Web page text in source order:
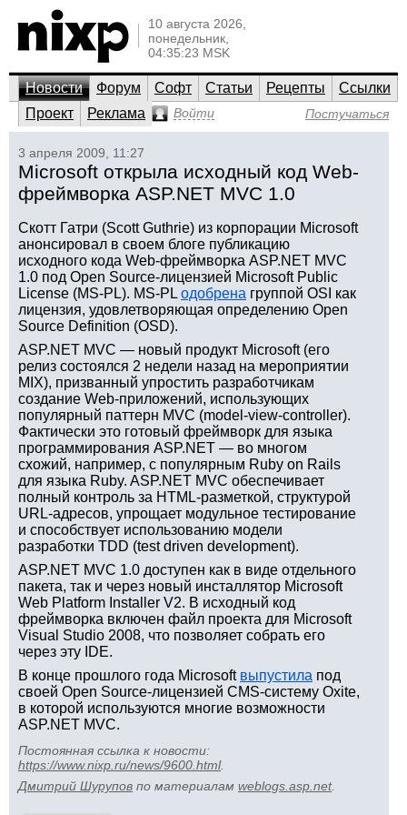
10 августа 2026,
понедельник,
04:35:23 MSK
Новости Форум Софт Статьи Рецепты
Ссылки
Проект
Реклама Войти Постучаться
3 апреля 2009, 11:27
Microsoft открыла исходный код Web-
фреймворка ASP.NET MVC 1.0
Скотт Гатри (Scott Guthrie) из корпорации Microsoft
анонсировал в своем блоге публикацию
исходного кода Web-фреймворка ASP.NET MVC
1.0 под Open Source-лицензией Microsoft Public
License (MS-PL). MS-PL одобрена группой OSI как
лицензия, удовлетворяющая определению Open
Source Definition (OSD).
ASP.NET MVC — новый продукт Microsoft (его
релиз состоялся 2 недели назад на мероприятии
MIX), призванный упростить разработчикам
создание Web-приложений, использующих
популярный паттерн MVC (model-view-controller).
Фактически это готовый фреймворк для языка
программирования ASP.NET — во многом
схожий, например, с популярным Ruby on Rails
для языка Ruby. ASP.NET MVC обеспечивает
полный контроль за HTML-разметкой, структурой
URL-адресов, упрощает модульное тестирование
и способствует использованию модели
разработки TDD (test driven development).
ASP.NET MVC 1.0 доступен как в виде отдельного
пакета, так и через новый инсталлятор Microsoft
Web Platform Installer V2. В исходный код
фреймворка включен файл проекта для Microsoft
Visual Studio 2008, что позволяет собрать его
через эту IDE.
В конце прошлого года Microsoft выпустила под
своей Open Source-лицензией CMS-систему Oxite,
в которой используются многие возможности
ASP.NET MVC.
Постоянная ссылка к новости:
https://www.nixp.ru/news/9600.html.
Дмитрий Шурупов по материалам weblogs.asp.net.